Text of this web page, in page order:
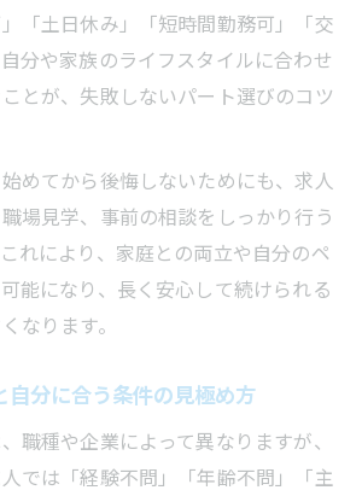
くためのパート採用基準の要点
入と扶養控除のバランスを考える
収入を得るパート求人の選び方
と両立できるパート収入指標
安心な職場環境の見極め方
歓迎のパート採用基準を解説
安心なパート職場の特徴とは
制が整ったパート求人の見分け
ビューに適した条件を見極める
」「土日休み」「短時間勤務可」「交
分や家族のライフスタイルに合わせ
とが、失敗しないパート選びのコツ
めてから後悔しないためにも、求人
場見学、事前の相談をしっかり行う
れにより、家庭との両立や自分のペ
能になり、長く安心して続けられる
なります。
自分に合う条件の見極め方
職種や企業によって異なりますが、
では「経験不問」「年齢不問」「主